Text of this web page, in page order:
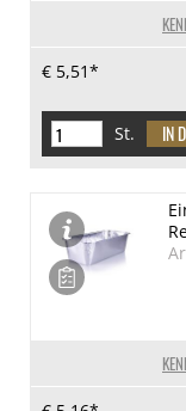
€ 5,51*
St.